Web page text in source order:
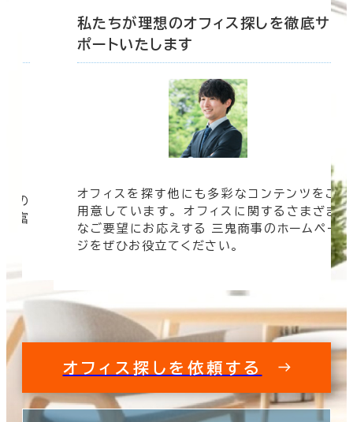
の
豊富
私たちが理想のオフィス探しを徹底サ
ポートいたします
オフィスを探す他にも多彩なコンテンツをご
用意しています。 オフィスに関するさまざま
なご要望にお応えする 三鬼商事のホームペー
ジをぜひお役立てください。
オフィス探しを依頼する